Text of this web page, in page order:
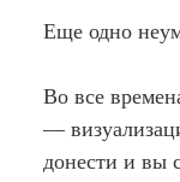
Еще одно
Во все
—
донести и вы